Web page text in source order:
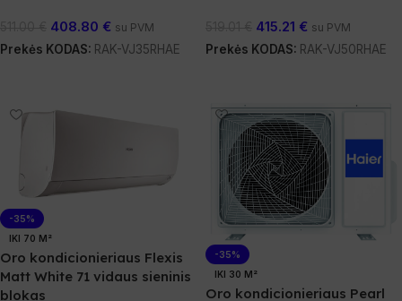
408.80 € su PVM
Prekės KODAS: RAK-VJ35RHAE
415.21 € su PVM
Prekės KODAS: RAK-VJ50RHAE
-35%
IKI 70 M²
Oro kondicionieriaus Flexis
Matt White 71 vidaus sieninis
blokas
-35%
IKI 30 M²
Oro kondicionieriaus Pearl